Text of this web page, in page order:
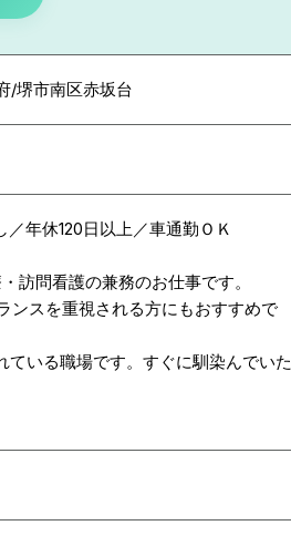
/堺市南区赤坂台
年休120日以上／車通勤ＯＫ
訪問看護の兼務のお仕事です。
ンスを重視される方にもおすすめで
いる職場です。すぐに馴染んでいた